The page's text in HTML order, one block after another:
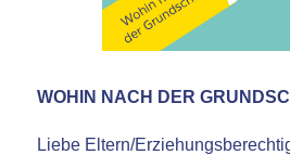
WOHIN NACH DER
Liebe Eltern/